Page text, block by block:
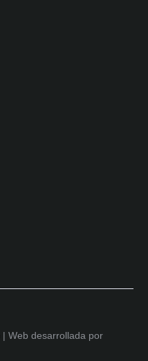
| Web desarrollada por